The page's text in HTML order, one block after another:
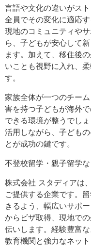
言語や文化の違いがス
全員でその変化に適応
現地のコミュニティや
ら、子どもが安心して
ます。加えて、移住後
いことも視野に入れ、
す。
家族全体が一つのチー
害を持つ子どもが海外
できる環境が整うでし
活用しながら、子ども
とが成功の鍵です。
不登校留学・親子留学
株式会社 スタディアは
ご提供する企業です。
きるよう、幅広いサポ
からビザ取得、現地で
伝いします。経験豊富
教育機関と強力なネッ